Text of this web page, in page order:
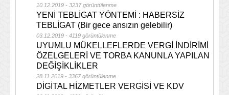
10.12.2019 - 3237 görüntülenme
YENİ TEBLİGAT YÖNTEMİ : HABERSİZ
TEBLİGAT (Bir gece ansızın gelebilir)
03.12.2019 - 4119 görüntülenme
UYUMLU MÜKELLEFLERDE VERGİ İNDİRİMİ
ÖZELGELERİ VE TORBA KANUNLA YAPILAN
DEĞİŞİKLİKLER
28.11.2019 - 3367 görüntülenme
DİGİTAL HİZMETLER VERGİSİ VE KDV